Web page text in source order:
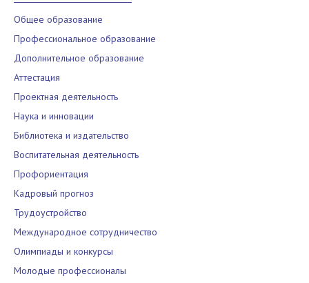
Общее образование
Профессиональное образование
Дополнительное образование
Аттестация
Проектная деятельность
Наука и инновации
Библиотека и издательство
Воспитательная деятельность
Профориентация
Кадровый прогноз
Трудоустройство
Международное сотрудничество
Олимпиады и конкурсы
Молодые профессионалы